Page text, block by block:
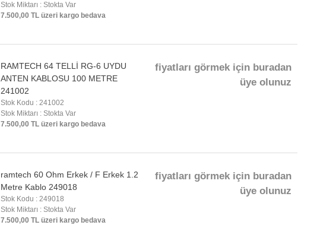
Stok Miktarı : Stokta Var
7.500,00 TL üzeri kargo bedava
RAMTECH 64 TELLİ RG-6 UYDU
ANTEN KABLOSU 100 METRE
241002
Stok Kodu : 241002
Stok Miktarı : Stokta Var
7.500,00 TL üzeri kargo bedava
fiyatları görmek için buradan
üye olunuz
ramtech 60 Ohm Erkek / F Erkek 1.2
Metre Kablo 249018
Stok Kodu : 249018
Stok Miktarı : Stokta Var
7.500,00 TL üzeri kargo bedava
fiyatları görmek için buradan
üye olunuz